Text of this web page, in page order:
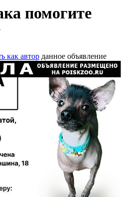
помогите
как автор данное объявление